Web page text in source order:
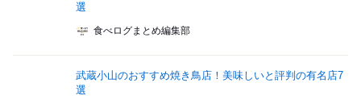
選
食べログまとめ編集部
武蔵小山のおすすめ焼き鳥店！美味しいと評判の有名店7
選